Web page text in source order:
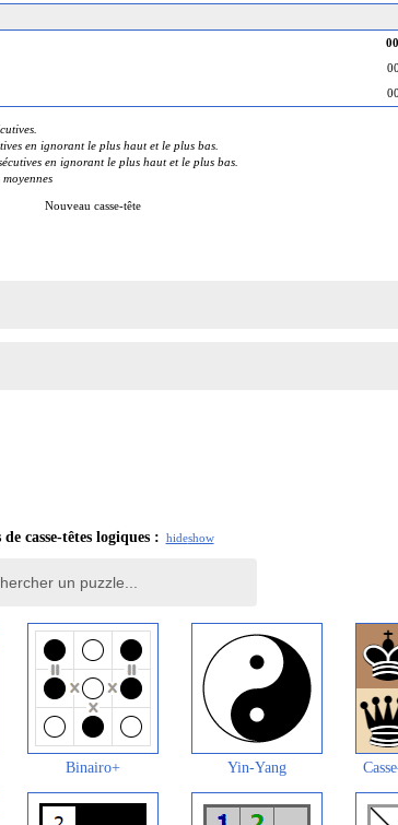
en ignorant le plus haut et le plus bas.
en ignorant le plus haut et le plus bas.
Nouveau casse-tête
de casse-têtes logiques : hideshow
Binairo+ Yin-Yang